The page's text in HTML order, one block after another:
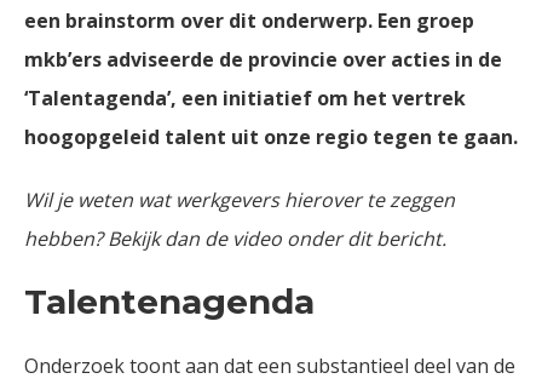
een brainstorm over dit onderwerp. Een groep
mkb’ers adviseerde de provincie over acties in de
‘Talentagenda’, een initiatief om het vertrek
hoogopgeleid talent uit onze regio tegen te gaan.
Wil je weten wat werkgevers hierover te zeggen
hebben? Bekijk dan de video onder dit bericht.
Talentenagenda
Onderzoek toont aan dat een substantieel deel van de